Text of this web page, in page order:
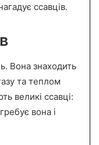
ссавців.
Вона знаходить
та теплом
великі ссавці:
вона і